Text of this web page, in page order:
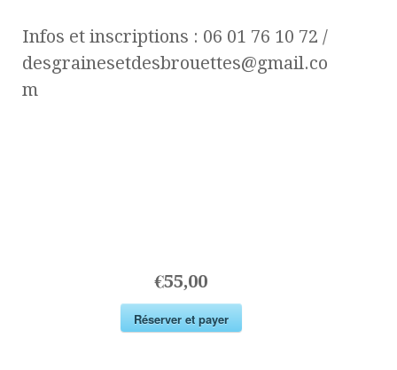
Infos et inscriptions : 06 01 76 10 72 /
desgrainesetdesbrouettes@gmail.co
m
€55,00
Réserver et payer